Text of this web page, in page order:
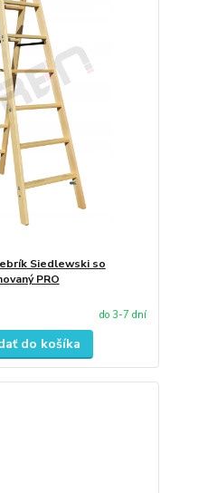
Siedlewski so
PRO
do 3-7 dní
do košíka